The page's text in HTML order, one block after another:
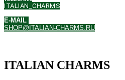
ITALIAN_CHARMS
E-MAIL
SHOP@ITALIAN-CHARMS.RU
ITALIAN CHARMS